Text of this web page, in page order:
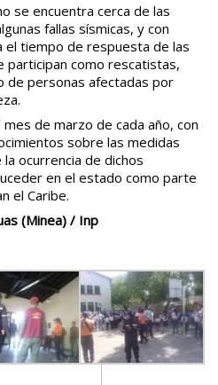
se encuentra cerca de las
fallas sísmicas, y con
el tiempo de respuesta de las
como rescatistas,
de personas afectadas por
de marzo de cada año, con
sobre las medidas
ocurrencia de dichos
en el estado como parte
el Caribe.
(Minea) / Inp